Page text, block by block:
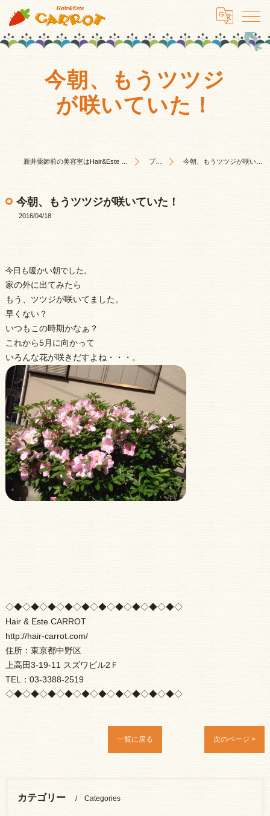
今朝、もうツツジ
が咲いていた！
ブログ 今朝、もうツツジが咲いていた！
今朝、もうツツジが咲いていた！
2016/04/18
今日も暖かい朝でした。
家の外に出てみたら
もう、ツツジが咲いてました。
早くない？
いつもこの時期かなぁ？
これから5月に向かって
いろんな花が咲きだすよね・・・。
◇◆◇◆◇◆◇◆◇◆◇◆◇◆◇◆◇◆◇◆◇
Hair & Este CARROT
http://hair-carrot.com/
住所：東京都中野区
上高田3-19-11 スズワビル2Ｆ
TEL：03-3388-2519
◇◆◇◆◇◆◇◆◇◆◇◆◇◆◇◆◇◆◇◆◇
一覧に戻る 次のページ >
カテゴリー Categories